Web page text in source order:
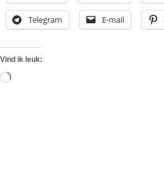
Telegram E-mail
Vind ik leuk:
Aan